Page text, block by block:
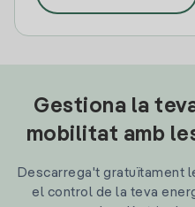
Gestiona la
mobilitat amb
Descarrega't gratuïtament
el control de la teva